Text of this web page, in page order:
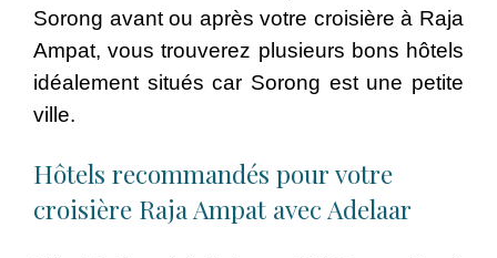
Sorong avant ou après votre croisière à Raja
Ampat, vous trouverez plusieurs bons hôtels
idéalement situés car Sorong est une petite
ville.
Hôtels recommandés pour votre
croisière Raja Ampat avec Adelaar